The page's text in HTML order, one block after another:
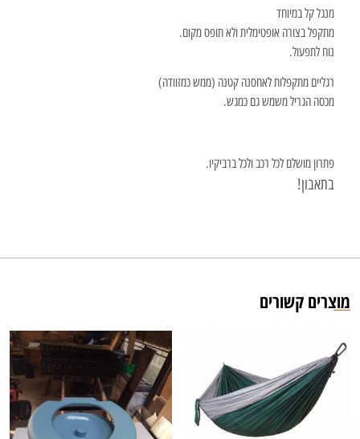
מנגל קל במיוחד
מתקפל בצורה אופטימלית ולא תופס מקום.
נוח לתפעול.
רגליים מתקפלות לאחסנה קטנה (ממש כמזוודה)
מכסה הגריל משמש גם כמגש.
פתרון מושלם לכל רכב ולכל ברביקיו.
בתאבון!
מוצרים קשורים